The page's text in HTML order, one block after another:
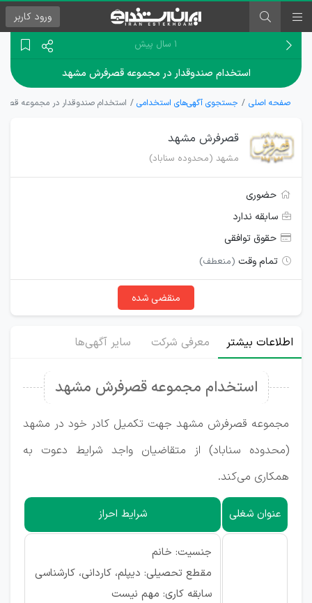
ورود کاربر
۱ سال پیش
استخدام صندوقدار در مجموعه قصرفرش مشهد
صفحه اصلی جستجوی آگهی‌های استخدامی استخدام صندوقدار در مجموعه
قصرفرش مشهد
مشهد (محدوده سناباد)
حضوری
سابقه ندارد
حقوق توافقی
تمام وقت (منعطف)
منقضی شده
اطلاعات بیشتر معرفی شرکت سایر آگهی‌ها
استخدام مجموعه قصرفرش مشهد
مجموعه قصرفرش مشهد جهت تکمیل کادر خود در مشهد
(محدوده سناباد) از متقاضیان واجد شرایط دعوت به
همکاری می‌کند.
عنوان شغلی شرایط احراز
جنسیت: خانم
مقطع تحصیلی: دیپلم، کاردانی، کارشناسی
سابقه کاری: مهم نیست